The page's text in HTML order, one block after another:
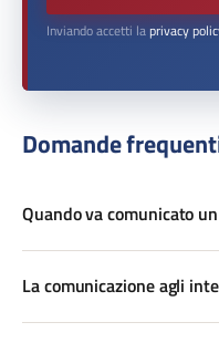
Inviando accetti laprivacy
Domande
Quando va comunicato
La comunicazione agli